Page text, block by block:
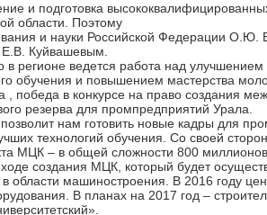
и подготовка
области. Поэтому
и науки Российской Федерации О.Ю.
Е.В. Куйвашевым.
в регионе ведется работа над
обучения и повышением мастерства
победа в конкурсе на право создания
резерва для промпредприятий Урала.
позволит нам готовить новые кадры для
технологий обучения. Со своей
МЦК – в общей сложности 800 миллионов
создания МЦК, который будет
области машиностроения. В 2016 году
В планах на 2017 год –